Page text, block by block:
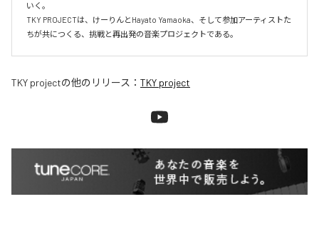
いく。
TKY PROJECTは、けーりんとHayato Yamaoka、そして参加アーティストた
ちが共につくる、挑戦と再出発の音楽プロジェクトである。
TKY projectの他のリリース： TKY project